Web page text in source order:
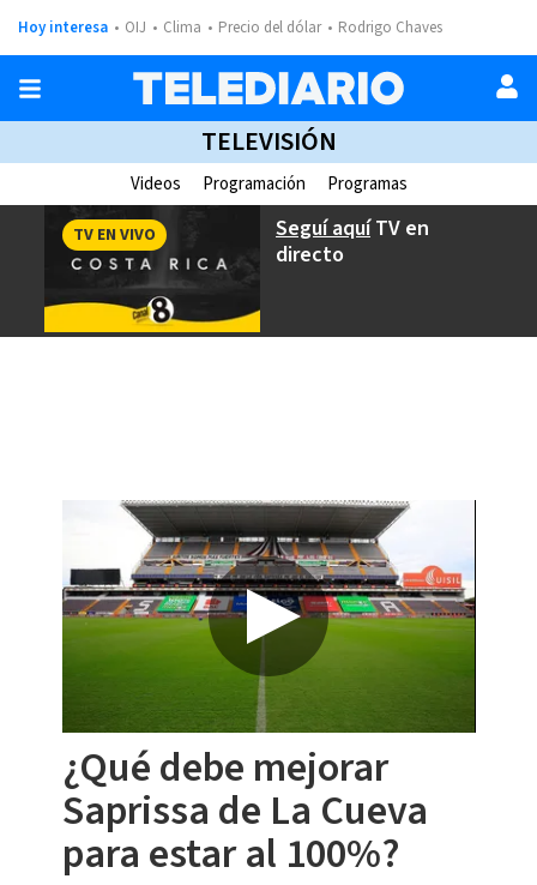
Hoy interesa OIJ Clima Precio del dólar Rodrigo Chaves
TELEVISIÓN
Videos Programación Programas
Seguí aquíTV en
directo
TV EN VIVO
¿Qué debe mejorar
Saprissa de La Cueva
para estar al 100%?